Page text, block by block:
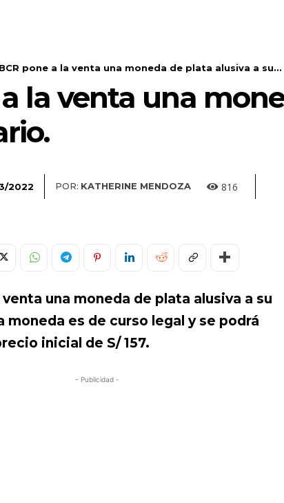
BCR pone a la venta una moneda de plata alusiva a su...
la venta una
2022 POR: KATHERINE MENDOZA 816
venta una moneda de plata alusiva a su
moneda es de curso legal y se podrá
inicial de S/ 157.
- Publicidad -